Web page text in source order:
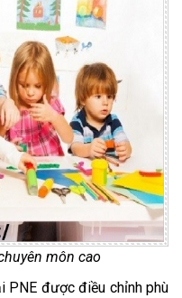
môn cao
PNE được điều chỉnh phù